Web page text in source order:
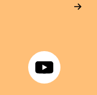
YouTube